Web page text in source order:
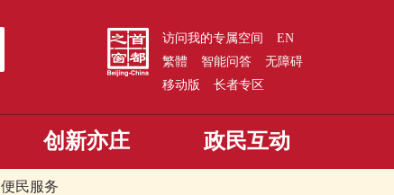
访问我的专属空间
EN
繁體
智能问答
无障碍
移动版
长者专区
便民服务
创新亦庄 政民互动